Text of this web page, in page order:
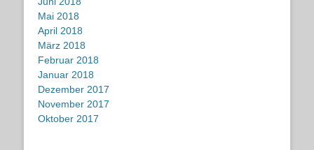
Mai 2018
April 2018
März 2018
Februar 2018
Januar 2018
Dezember 2017
November 2017
Oktober 2017